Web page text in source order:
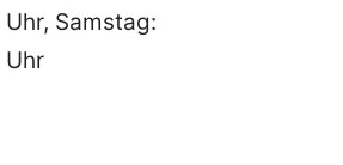
Samstag:
Uhr